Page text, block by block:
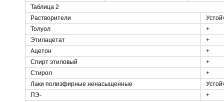
Таблица 2
Растворители
Толуол
+
Этилацетат
+
Ацетон
+
Спирт этиловый
+
Стирол
+
Лаки полиэфирные ненасыщенные
ПЭ-
+